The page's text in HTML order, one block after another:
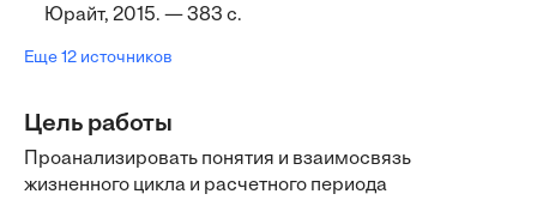
Юрайт, 2015. — 383 с.
Еще 12 источников
Цель работы
Проанализировать понятия и взаимосвязь
жизненного цикла и расчетного периода